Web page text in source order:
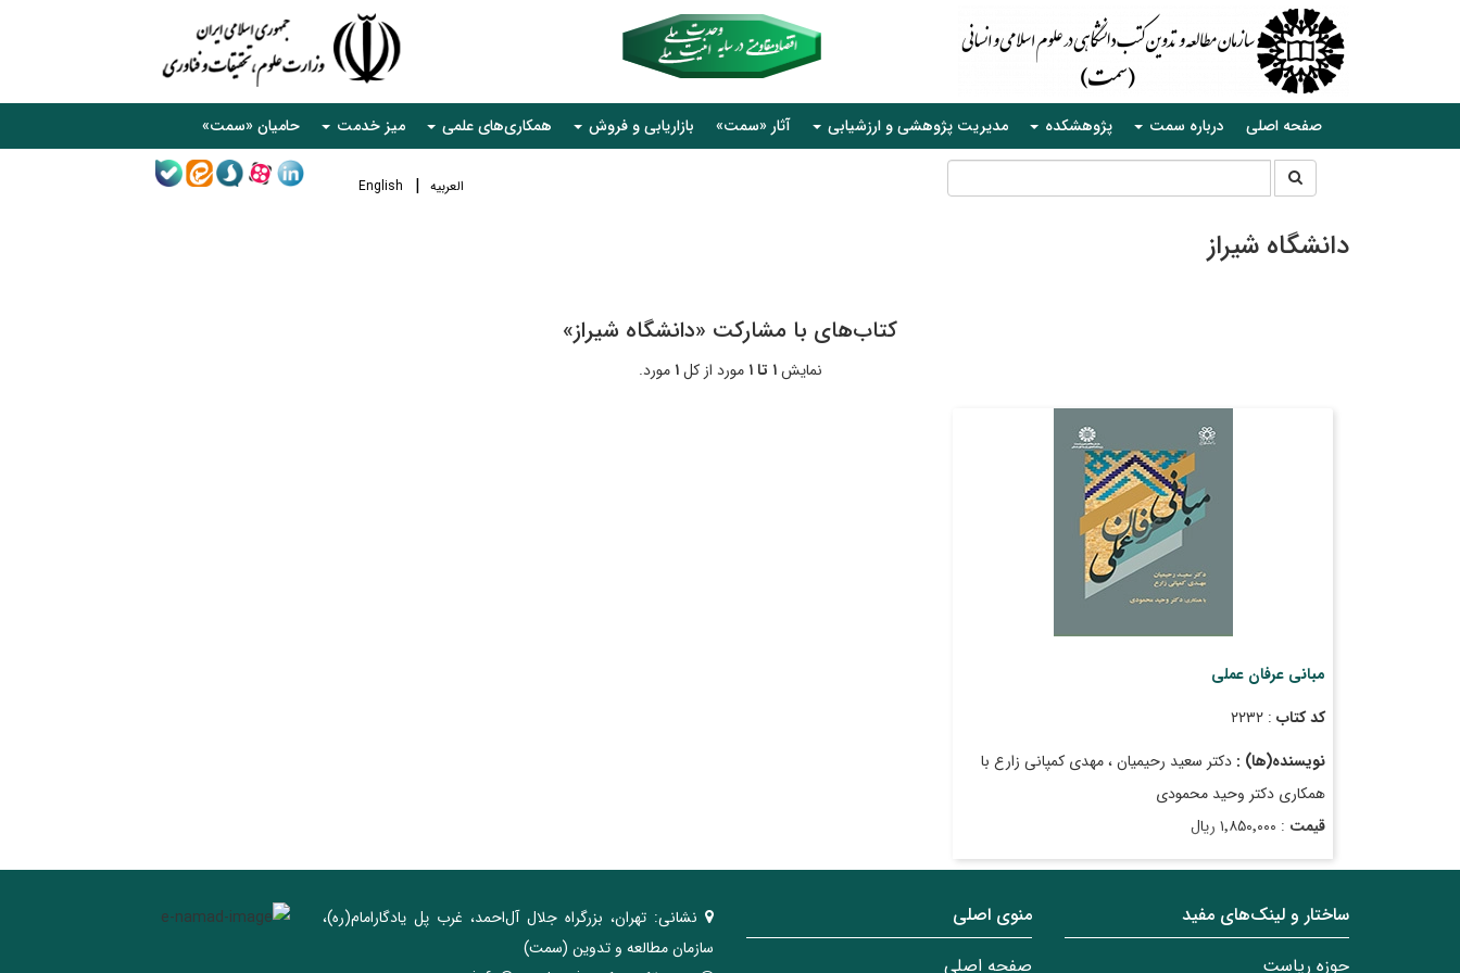
صفحه اصلی درباره سمت پژوهشکده مدیریت پژوهشی و ارزشیابی آثار «سمت» بازاریابی و فروش همکاری‌های علمی میز خدمت حامیان «سمت»
العربیه English جستجو
در
دانشگاه شیراز
کتاب‌های با مشارکت «دانشگاه شیراز»
نمایش۱ تا ۱ مورد از کل۱ مورد.
مبانی عرفان عملی
کد کتاب : ۲۲۳۲
نویسنده(ها) : دکتر سعید رحیمیان ، مهدی کمپانی زارع با
همکاری دکتر وحید محمودی
قیمت : ۱٬۸۵۰٬۰۰۰ ریال
تاریخ انتشار: مرداد ۱۴۰۳
ساختار‌‌ و‌‌ لینک‌های مفید
حوزه ریاست
منوی اصلی
صفحه اصلی
نشانی: تهران، ‌بزرگراه ‌جلال آل‌احمد، غرب پل يادگار‌امام(ره)‌،
سازمان مطالعه و تدوین‌ (سمت)